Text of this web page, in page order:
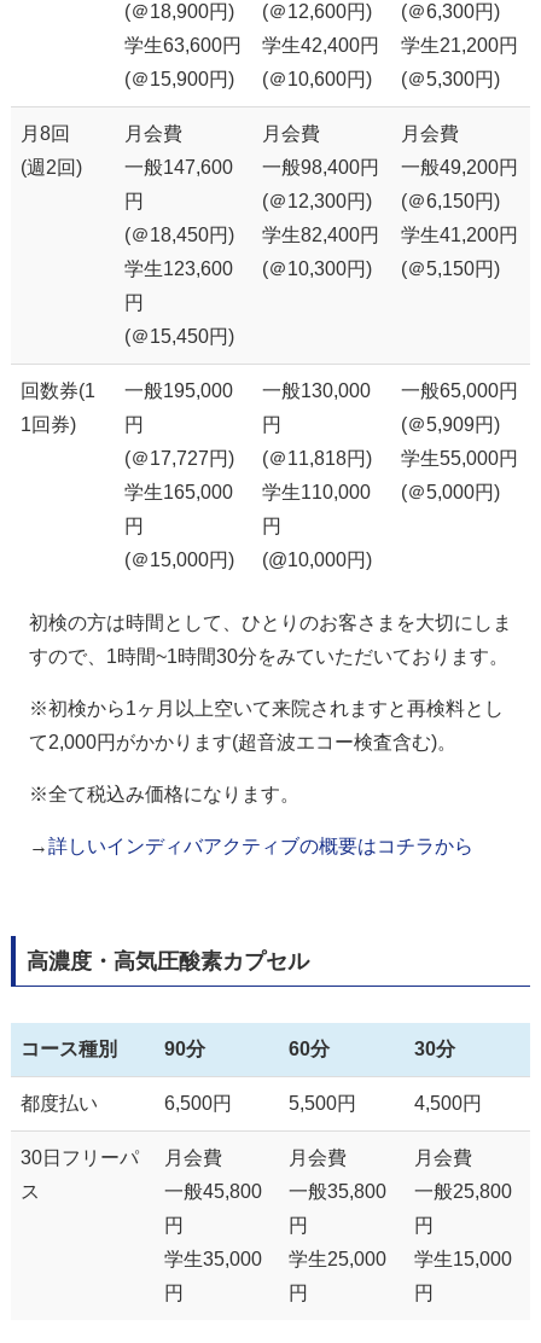
(＠18,900円)
学生63,600円
(＠15,900円)
(＠12,600円)
学生42,400円
(＠10,600円)
(＠6,300円)
学生21,200円
(＠5,300円)
月8回
(週2回)
月会費
一般147,600
円
(＠18,450円)
学生123,600
円
(＠15,450円)
月会費
一般98,400円
(＠12,300円)
学生82,400円
(＠10,300円)
月会費
一般49,200円
(＠6,150円)
学生41,200円
(＠5,150円)
回数券(1
1回券)
一般195,000
円
(＠17,727円)
学生165,000
円
(＠15,000円)
一般130,000
円
(＠11,818円)
学生110,000
円
(@10,000円)
一般65,000円
(＠5,909円)
学生55,000円
(＠5,000円)
初検の方は時間として、ひとりのお客さまを大切にしま
すので、1時間~1時間30分をみていただいております。
※初検から1ヶ月以上空いて来院されますと再検料とし
て2,000円がかかります(超音波エコー検査含む)。
※全て税込み価格になります。
→詳しいインディバアクティブの概要はコチラから
高濃度・高気圧酸素カプセル
コース種別 90分 60分 30分
都度払い 6,500円 5,500円 4,500円
30日フリーパ
ス
月会費
一般45,800
円
学生35,000
円
月会費
一般35,800
円
学生25,000
円
月会費
一般25,800
円
学生15,000
円